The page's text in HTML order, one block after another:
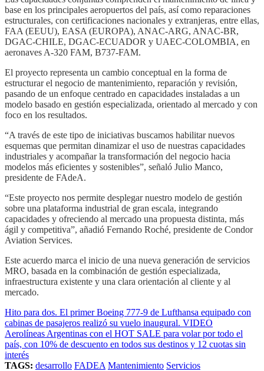
base en los principales aeropuertos del país, así como reparaciones
estructurales, con certificaciones nacionales y extranjeras, entre ellas,
FAA (EEUU), EASA (EUROPA), ANAC-ARG, ANAC-BR,
DGAC-CHILE, DGAC-ECUADOR y UAEC-COLOMBIA, en
aeronaves A-320 FAM, B737-FAM.
El proyecto representa un cambio conceptual en la forma de
estructurar el negocio de mantenimiento, reparación y revisión,
pasando de un enfoque centrado en capacidades instaladas a un
modelo basado en gestión especializada, orientado al mercado y con
foco en los resultados.
“A través de este tipo de iniciativas buscamos habilitar nuevos
esquemas que permitan dinamizar el uso de nuestras capacidades
industriales y acompañar la transformación del negocio hacia
modelos más eficientes y sostenibles”, señaló Julio Manco,
presidente de FAdeA.
“Este proyecto nos permite desplegar nuestro modelo de gestión
sobre una plataforma industrial de gran escala, integrando
capacidades y ofreciendo al mercado una propuesta distinta, más
ágil y competitiva”, añadió Fernando Roché, presidente de Condor
Aviation Services.
Este acuerdo marca el inicio de una nueva generación de servicios
MRO, basada en la combinación de gestión especializada,
infraestructura existente y una clara orientación al cliente y al
mercado.
Hito para dos. El primer Boeing 777-9 de Lufthansa equipado con
cabinas de pasajeros realizó su vuelo inaugural. VIDEO
Aerolíneas Argentinas con el HOT SALE para volar por todo el
país, con 10% de descuento en todos sus destinos y 12 cuotas sin
interés
TAGS: desarrollo FADEA Mantenimiento Servicios